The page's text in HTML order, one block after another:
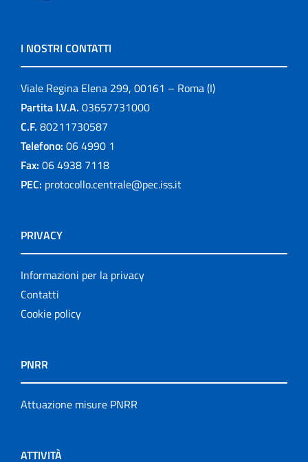
I NOSTRI CONTATTI
Viale Regina Elena 299, 00161 – Roma (I)
Partita I.V.A. 03657731000
C.F. 80211730587
Telefono: 06 4990 1
Fax: 06 4938 7118
PEC: protocollo.centrale@pec.iss.it
PRIVACY
Informazioni per la privacy
Contatti
Cookie policy
PNRR
Attuazione misure PNRR
ATTIVITÀ